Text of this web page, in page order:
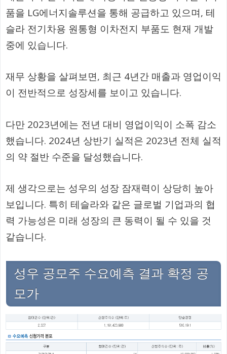
품을 LG에너지솔루션을 통해 공급하고 있으며, 테
슬라 전기차용 원통형 이차전지 부품도 현재 개발
중에 있습니다.
재무 상황을 살펴보면, 최근 4년간 매출과 영업이익
이 전반적으로 성장세를 보이고 있습니다.
다만 2023년에는 전년 대비 영업이익이 소폭 감소
했습니다. 2024년 상반기 실적은 2023년 전체 실적
의 약 절반 수준을 달성했습니다.
제 생각으로는 성우의 성장 잠재력이 상당히 높아
보입니다. 특히 테슬라와 같은 글로벌 기업과의 협
력 가능성은 미래 성장의 큰 동력이 될 수 있을 것
같습니다.
성우 공모주 수요예측 결과 확정 공
모가